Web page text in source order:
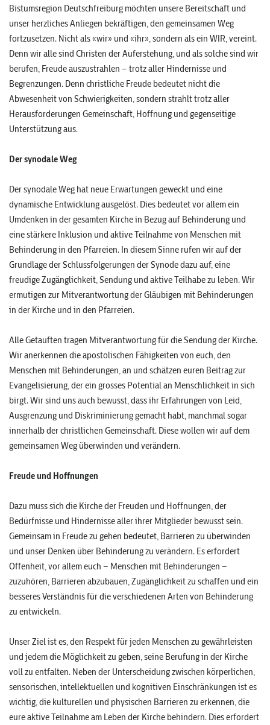
Bistumsregion Deutschfreiburg möchten unsere Bereitschaft und
unser herzliches Anliegen bekräftigen, den gemeinsamen Weg
fortzusetzen. Nicht als «wir» und «ihr», sondern als ein WIR, vereint.
Denn wir alle sind Christen der Auferstehung, und als solche sind wir
berufen, Freude auszustrahlen – trotz aller Hindernisse und
Begrenzungen. Denn christliche Freude bedeutet nicht die
Abwesenheit von Schwierigkeiten, sondern strahlt trotz aller
Herausforderungen Gemeinschaft, Hoffnung und gegenseitige
Unterstützung aus.
Der synodale Weg
Der synodale Weg hat neue Erwartungen geweckt und eine
dynamische Entwicklung ausgelöst. Dies bedeutet vor allem ein
Umdenken in der gesamten Kirche in Bezug auf Behinderung und
eine stärkere Inklusion und aktive Teilnahme von Menschen mit
Behinderung in den Pfarreien. In diesem Sinne rufen wir auf der
Grundlage der Schlussfolgerungen der Synode dazu auf, eine
freudige Zugänglichkeit, Sendung und aktive Teilhabe zu leben. Wir
ermutigen zur Mitverantwortung der Gläubigen mit Behinderungen
in der Kirche und in den Pfarreien.
Alle Getauften tragen Mitverantwortung für die Sendung der Kirche.
Wir anerkennen die apostolischen Fähigkeiten von euch, den
Menschen mit Behinderungen, an und schätzen euren Beitrag zur
Evangelisierung, der ein grosses Potential an Menschlichkeit in sich
birgt. Wir sind uns auch bewusst, dass ihr Erfahrungen von Leid,
Ausgrenzung und Diskriminierung gemacht habt, manchmal sogar
innerhalb der christlichen Gemeinschaft. Diese wollen wir auf dem
gemeinsamen Weg überwinden und verändern.
Freude und Hoffnungen
Dazu muss sich die Kirche der Freuden und Hoffnungen, der
Bedürfnisse und Hindernisse aller ihrer Mitglieder bewusst sein.
Gemeinsam in Freude zu gehen bedeutet, Barrieren zu überwinden
und unser Denken über Behinderung zu verändern. Es erfordert
Offenheit, vor allem euch – Menschen mit Behinderungen –
zuzuhören, Barrieren abzubauen, Zugänglichkeit zu schaffen und ein
besseres Verständnis für die verschiedenen Arten von Behinderung
zu entwickeln.
Unser Ziel ist es, den Respekt für jeden Menschen zu gewährleisten
und jedem die Möglichkeit zu geben, seine Berufung in der Kirche
voll zu entfalten. Neben der Unterscheidung zwischen körperlichen,
sensorischen, intellektuellen und kognitiven Einschränkungen ist es
wichtig, die kulturellen und physischen Barrieren zu erkennen, die
eure aktive Teilnahme am Leben der Kirche behindern. Dies erfordert